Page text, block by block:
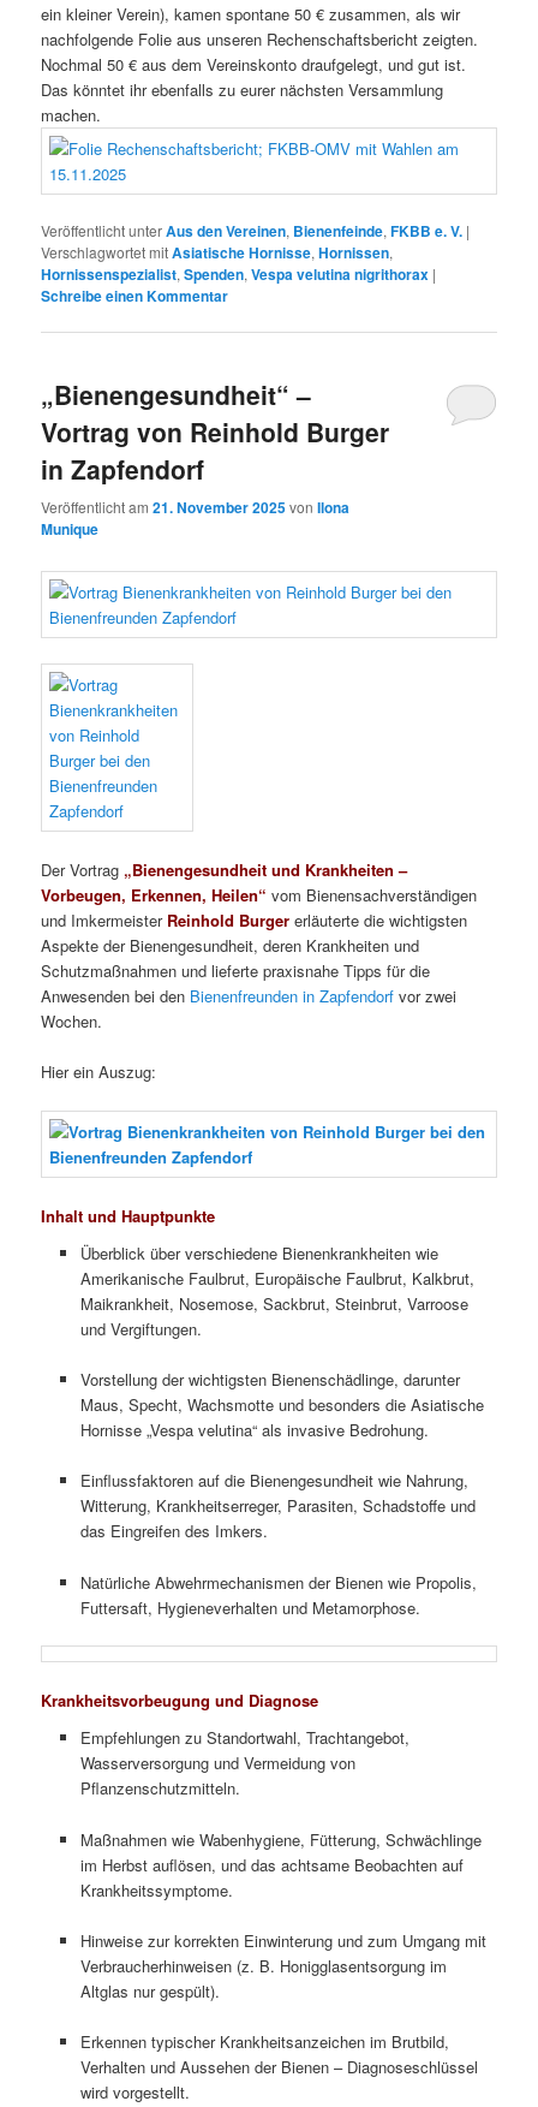
ein kleiner Verein), kamen spontane 50 € zusammen, als wir
nachfolgende Folie aus unseren Rechenschaftsbericht zeigten.
Nochmal 50 € aus dem Vereinskonto draufgelegt, und gut ist.
Das könntet ihr ebenfalls zu eurer nächsten Versammlung
machen.
Veröffentlicht unterAus den Vereinen, Bienenfeinde,FKBB e. V. |
Verschlagwortet mitAsiatische Hornisse,Hornissen,
Hornissenspezialist,Spenden,Vespa velutina nigrithorax |
Schreibe einen Kommentar
„Bienengesundheit“ –
Vortrag von Reinhold Burger
in Zapfendorf
Veröffentlicht am21. November 2025vonIlona
Munique
Der Vortrag „Bienengesundheit und Krankheiten –
Vorbeugen, Erkennen, Heilen“ vom Bienensachverständigen
und Imkermeister Reinhold Burger erläuterte die wichtigsten
Aspekte der Bienengesundheit, deren Krankheiten und
Schutzmaßnahmen und lieferte praxisnahe Tipps für die
Anwesenden bei den Bienenfreunden in Zapfendorf vor zwei
Wochen.
Hier ein Auszug:
Inhalt und Hauptpunkte
Überblick über verschiedene Bienenkrankheiten wie
Amerikanische Faulbrut, Europäische Faulbrut, Kalkbrut,
Maikrankheit, Nosemose, Sackbrut, Steinbrut, Varroose
und Vergiftungen.
Vorstellung der wichtigsten Bienenschädlinge, darunter
Maus, Specht, Wachsmotte und besonders die Asiatische
Hornisse „Vespa velutina“ als invasive Bedrohung.
Einflussfaktoren auf die Bienengesundheit wie Nahrung,
Witterung, Krankheitserreger, Parasiten, Schadstoffe und
das Eingreifen des Imkers.
Natürliche Abwehrmechanismen der Bienen wie Propolis,
Futtersaft, Hygieneverhalten und Metamorphose.
Krankheitsvorbeugung und Diagnose
Empfehlungen zu Standortwahl, Trachtangebot,
Wasserversorgung und Vermeidung von
Pflanzenschutzmitteln.
Maßnahmen wie Wabenhygiene, Fütterung, Schwächlinge
im Herbst auflösen, und das achtsame Beobachten auf
Krankheitssymptome.
Hinweise zur korrekten Einwinterung und zum Umgang mit
Verbraucherhinweisen (z. B. Honigglasentsorgung im
Altglas nur gespült).
Erkennen typischer Krankheitsanzeichen im Brutbild,
Verhalten und Aussehen der Bienen – Diagnoseschlüssel
wird vorgestellt.